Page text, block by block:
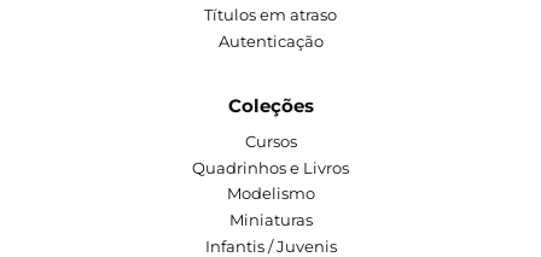
Títulos em atraso
Autenticação
Coleções
Cursos
Quadrinhos e Livros
Modelismo
Miniaturas
Infantis / Juvenis